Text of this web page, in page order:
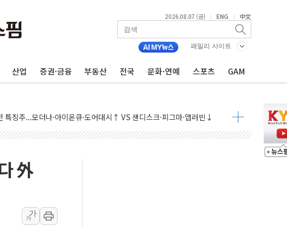
2026.08.07 (금) | ENG | 中文
패밀리 사이트
산업 증권·금융 부동산 전국 문화·연예 스포츠 GAM
"러, 우크라 드론으로 나토 회원국 공격 검토… 거짓 깃발 작전"
콘밸리서 젠슨 황 재회…로봇·AI 데이터센터·모빌리티 구체화
이익 N% 성과급 반대…상법·자본시장법 개정 논의"
미 주가선물 AI주 차익실현 속 혼조세...웨스턴디지털·샌디스크↓
…美 고용 둔화·호르무즈 재개방 기대에 강세
장 완화에 실적 호조까지, 상승...호실적 보고 기업 상승세 뚜렷
수 하락 속 'DGC' 임시 주총 기대감에 홀로 상한가…마진 잔액은 사상 최고
이먼 "금융시장 레버리지 위험수위…숨은 차입이 더 큰 변수"
外
가
가